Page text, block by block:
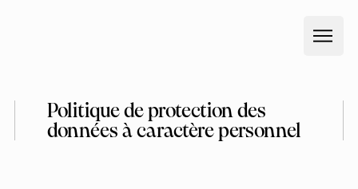
Politique de protection des
données à caractère personnel